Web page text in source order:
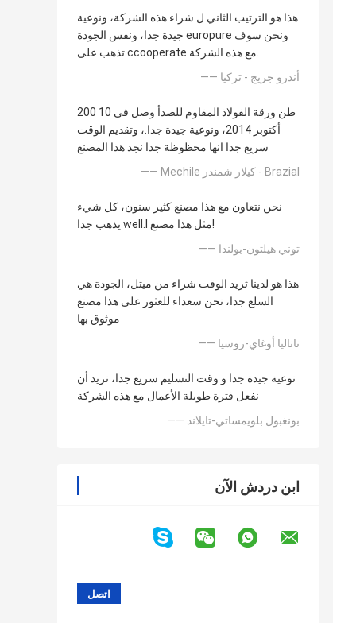
هذا هو الترتيب الثاني ل شراء هذه الشركة، ونوعية
جيدة جدا، ونفس الجودة europure ونحن سوف
تذهب على ccooperate مع هذه الشركة.
—— أندرو جريج - تركيا
200 طن ورقة الفولاذ المقاوم للصدأ وصل في 10
أكتوبر 2014، ونوعية جيدة جدا.، وتقديم الوقت
سريع جدا انها محظوظة جدا نجد هذا المصنع
—— Mechile كيلار شمندر - Brazial
نحن نتعاون مع هذا مصنع كثير سنون، كل شيء
يذهب جدا well.l مثل هذا مصنع!
—— توني هيلتون-بولندا
هذا هو لدينا ثريد الوقت شراء من ميتل، الجودة هي
السلع جدا، نحن سعداء للعثور على هذا مصنع
موثوق بها
—— ناتاليا أوغاي-روسيا
نوعية جيدة جدا و وقت التسليم سريع جدا، نريد أن
نفعل فترة طويلة الأعمال مع هذه الشركة
—— بونغبول بلويمساتي-تايلاند
ابن دردش الآن